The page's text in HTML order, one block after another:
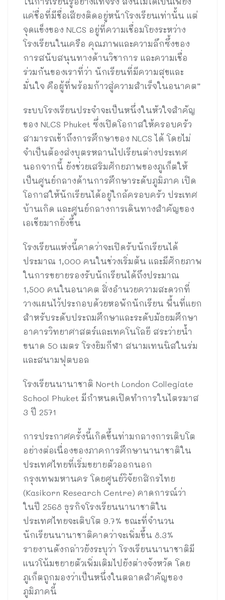
แค่ชื่อที่มีชื่อเสียงติดอยู่หน้าโรงเรียนเท่านั้น แต่
จุดแข็งของ NLCS อยู่ที่ความเชื่อมโยงระหว่าง
โรงเรียนในเครือ คุณภาพและความลึกซึ้งของ
การสนับสนุนทางด้านวิชาการ และความเชื่อ
ร่วมกันของเราที่ว่า นักเรียนที่มีความสุขและ
มั่นใจ คือผู้ที่พร้อมก้าวสู่ความสำเร็จในอนาคต”
ระบบโรงเรียนประจำจะเป็นหนึ่งในหัวใจสำคัญ
ของ NLCS Phuket ซึ่งเปิดโอกาสให้ครอบครัว
สามารถเข้าถึงการศึกษาของ NLCS ได้ โดยไม่
จำเป็นต้องส่งบุตรหลานไปเรียนต่างประเทศ
นอกจากนี้ ยังช่วยเสริมศักยภาพของภูเก็ตให้
เป็นศูนย์กลางด้านการศึกษาระดับภูมิภาค เปิด
โอกาสให้นักเรียนได้อยู่ใกล้ครอบครัว ประเทศ
บ้านเกิด และศูนย์กลางการเดินทางสำคัญของ
เอเชียมากยิ่งขึ้น
โรงเรียนแห่งนี้คาดว่าจะเปิดรับนักเรียนได้
ประมาณ 1,000 คนในช่วงเริ่มต้น และมีศักยภาพ
ในการขยายรองรับนักเรียนได้ถึงประมาณ
1,500 คนในอนาคต สิ่งอำนวยความสะดวกที่
วางแผนไว้ประกอบด้วยหอพักนักเรียน พื้นที่แยก
สำหรับระดับประถมศึกษาและระดับมัธยมศึกษา
อาคารวิทยาศาสตร์และเทคโนโลยี สระว่ายน้ำ
ขนาด 50 เมตร โรงยิมกีฬา สนามเทนนิสในร่ม
และสนามฟุตบอล
โรงเรียนนานาชาติ North London Collegiate
School Phuket มีกำหนดเปิดทำการในไตรมาส
3 ปี 2571
การประกาศครั้งนี้เกิดขึ้นท่ามกลางการเติบโต
อย่างต่อเนื่องของภาคการศึกษานานาชาติใน
ประเทศไทยที่เริ่มขยายตัวออกนอก
กรุงเทพมหานคร โดยศูนย์วิจัยกสิกรไทย
(Kasikorn Research Centre) คาดการณ์ว่า
ในปี 2568 ธุรกิจโรงเรียนนานาชาติใน
ประเทศไทยจะเติบโต 9.7% ขณะที่จำนวน
นักเรียนนานาชาติคาดว่าจะเพิ่มขึ้น 8.3%
รายงานดังกล่าวยังระบุว่า โรงเรียนนานาชาติมี
แนวโน้มขยายตัวเพิ่มเติมไปยังต่างจังหวัด โดย
ภูเก็ตถูกมองว่าเป็นหนึ่งในตลาดสำคัญของ
ภูมิภาคนี้